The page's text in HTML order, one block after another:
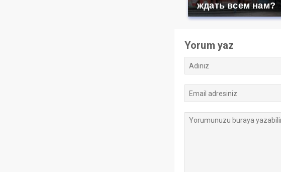
ждать всем нам?
Yorum yaz